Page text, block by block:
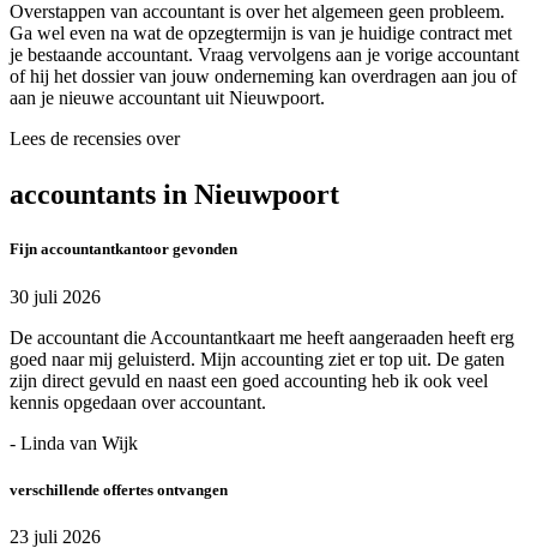
Overstappen van accountant is over het algemeen geen probleem.
Ga wel even na wat de opzegtermijn is van je huidige contract met
je bestaande accountant. Vraag vervolgens aan je vorige accountant
of hij het dossier van jouw onderneming kan overdragen aan jou of
aan je nieuwe accountant uit Nieuwpoort.
Lees de recensies over
accountants in Nieuwpoort
Fijn accountantkantoor gevonden
30 juli 2026
De accountant die Accountantkaart me heeft aangeraaden heeft erg
goed naar mij geluisterd. Mijn accounting ziet er top uit. De gaten
zijn direct gevuld en naast een goed accounting heb ik ook veel
kennis opgedaan over accountant.
- Linda van Wijk
verschillende offertes ontvangen
23 juli 2026